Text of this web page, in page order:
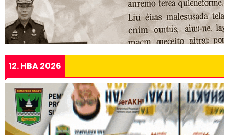
12. HBA 2026